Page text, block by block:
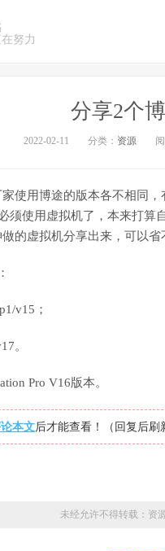
努力
分享2个
2022-02-11 分类： 资源
使用博途的版本各不相同
须使用虚拟机了，本来打
的虚拟机分享出来，可以省
v15；
。
Pro V16版本。
本文后才能查看！（回复后刷
未经允许不得转载： 资